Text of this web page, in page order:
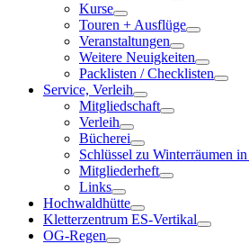
Kurse
Touren + Ausflüge
Veranstaltungen
Weitere Neuigkeiten
Packlisten / Checklisten
Service, Verleih
Mitgliedschaft
Verleih
Bücherei
Schlüssel zu Winterräumen
Mitgliederheft
Links
Hochwaldhütte
Kletterzentrum ES-Vertikal
OG-Regen